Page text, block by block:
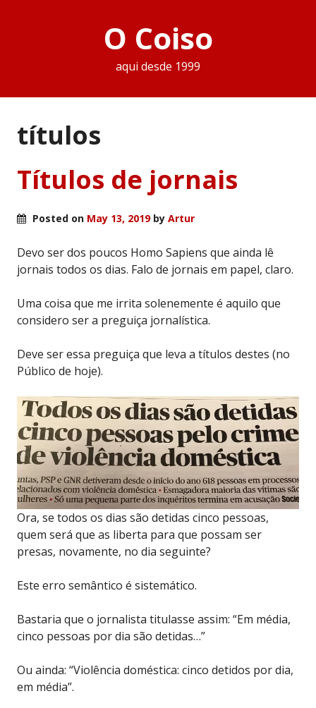
O Coiso
aqui desde 1999
tí­tulos
Títulos de jornais
Posted on May 13, 2019by Artur
Devo ser dos poucos Homo Sapiens que ainda lê
jornais todos os dias. Falo de jornais em papel, claro.
Uma coisa que me irrita solenemente é aquilo que
considero ser a preguiça jornalística.
Deve ser essa preguiça que leva a títulos destes (no
Público de hoje).
Ora, se todos os dias são detidas cinco pessoas,
quem será que as liberta para que possam ser
presas, novamente, no dia seguinte?
Este erro semântico é sistemático.
Bastaria que o jornalista titulasse assim: “Em média,
cinco pessoas por dia são detidas…”
Ou ainda: “Violência doméstica: cinco detidos por dia,
em média”.